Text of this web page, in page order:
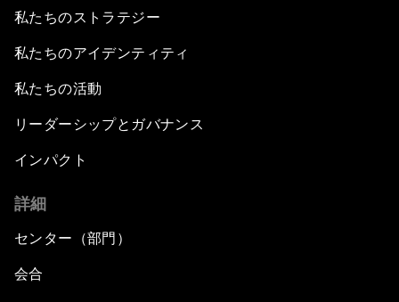
私たちのストラテジー
私たちのアイデンティティ
私たちの活動
リーダーシップとガバナンス
インパクト
詳細
センター（部門）
会合